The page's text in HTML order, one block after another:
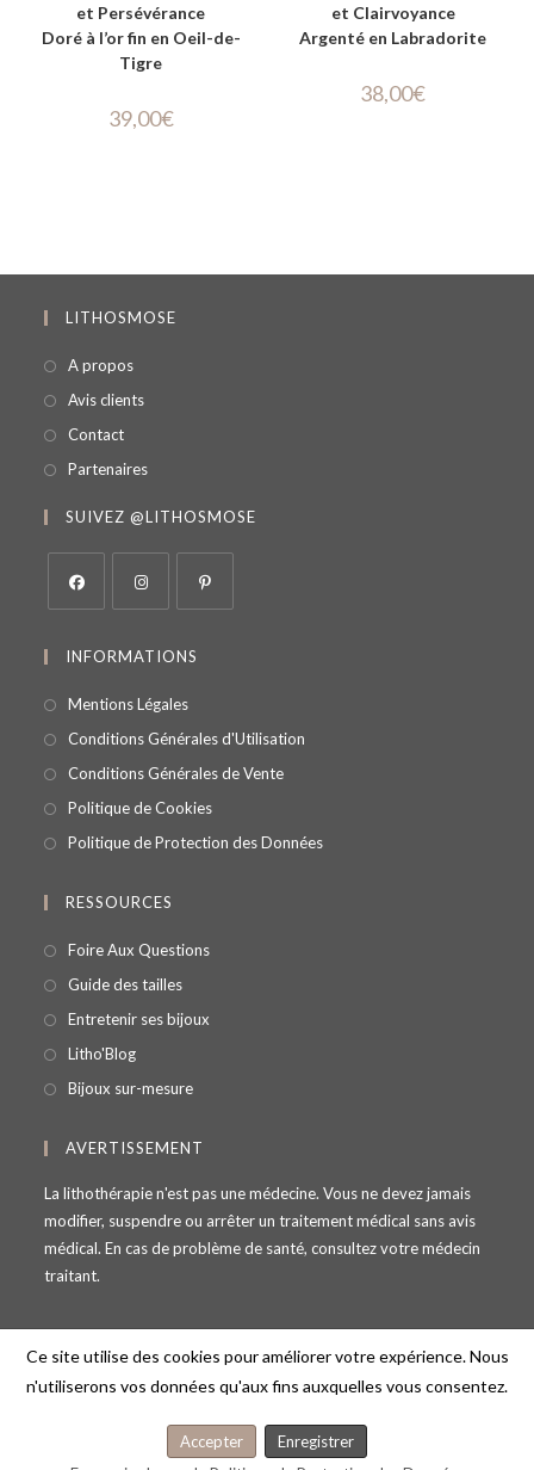
et Persévérance
Doré à l’or fin en Oeil-de-
Tigre
39,00€
et Clairvoyance
Argenté en Labradorite
38,00€
LITHOSMOSE
A propos
Avis clients
Contact
Partenaires
SUIVEZ @LITHOSMOSE
INFORMATIONS
Mentions Légales
Conditions Générales d'Utilisation
Conditions Générales de Vente
Politique de Cookies
Politique de Protection des Données
RESSOURCES
Foire Aux Questions
Guide des tailles
Entretenir ses bijoux
Litho'Blog
Bijoux sur-mesure
AVERTISSEMENT
La lithothérapie n'est pas une médecine. Vous ne devez jamais
modifier, suspendre ou arrêter un traitement médical sans avis
médical. En cas de problème de santé, consultez votre médecin
traitant.
contact@lithosmose.fr
Ce site utilise des cookies pour améliorer votre expérience. Nous
n'utiliserons vos données qu'aux fins auxquelles vous consentez.
Accepter
Enregistrer